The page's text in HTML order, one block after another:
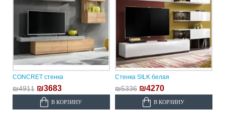
CONCRET стенка
₪4911 ₪3683
В КОРЗИНУ
Стенка SILK белая
₪5336 ₪4270
В КОРЗИНУ